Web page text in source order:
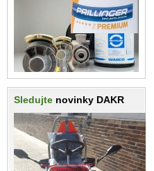
Sledujte novinky DAKR